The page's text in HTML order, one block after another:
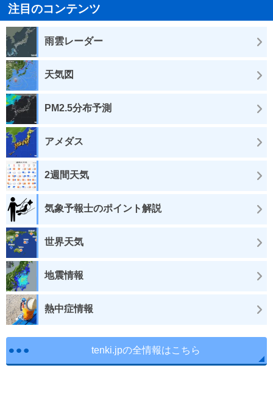
注目のコンテンツ
雨雲レーダー
天気図
PM2.5分布予測
アメダス
2週間天気
気象予報士のポイント解説
世界天気
地震情報
熱中症情報
tenki.jpの全情報はこちら